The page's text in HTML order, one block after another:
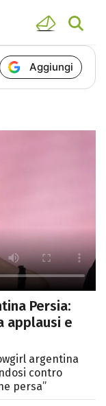
Aggiungi
Persia:
applausi e
argentina
contro
persa”